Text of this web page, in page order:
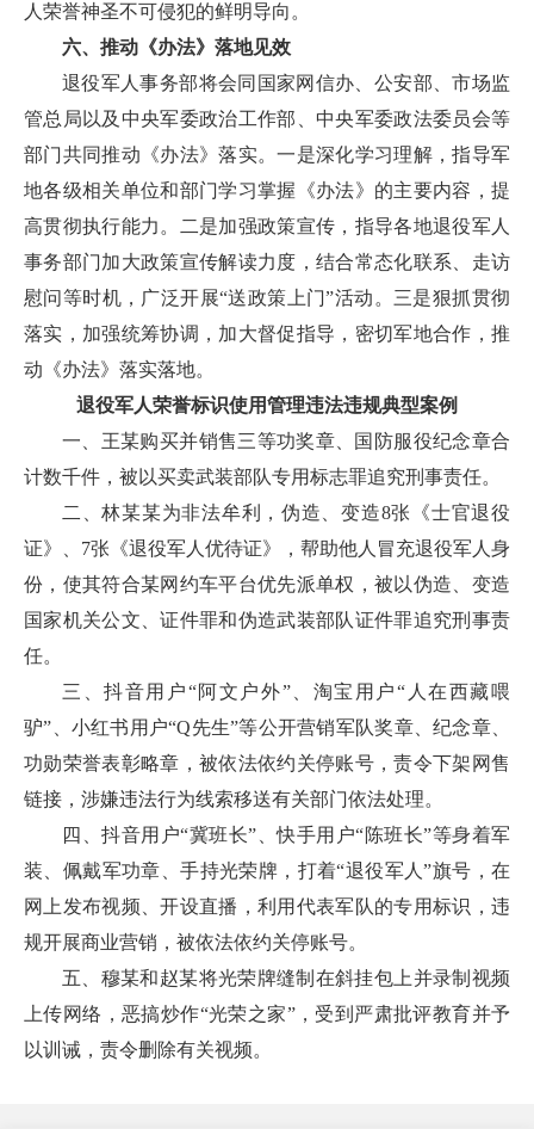
人荣誉神圣不可侵犯的鲜明导向。
六、推动《办法》落地见效
退役军人事务部将会同国家网信办、公安部、市场监
管总局以及中央军委政治工作部、中央军委政法委员会等
部门共同推动《办法》落实。一是深化学习理解，指导军
地各级相关单位和部门学习掌握《办法》的主要内容，提
高贯彻执行能力。二是加强政策宣传，指导各地退役军人
事务部门加大政策宣传解读力度，结合常态化联系、走访
慰问等时机，广泛开展“送政策上门”活动。三是狠抓贯彻
落实，加强统筹协调，加大督促指导，密切军地合作，推
动《办法》落实落地。
退役军人荣誉标识使用管理违法违规典型案例
一、王某购买并销售三等功奖章、国防服役纪念章合
计数千件，被以买卖武装部队专用标志罪追究刑事责任。
二、林某某为非法牟利，伪造、变造8张《士官退役
证》、7张《退役军人优待证》，帮助他人冒充退役军人身
份，使其符合某网约车平台优先派单权，被以伪造、变造
国家机关公文、证件罪和伪造武装部队证件罪追究刑事责
任。
三、抖音用户“阿文户外”、淘宝用户“人在西藏喂
驴”、小红书用户“Q先生”等公开营销军队奖章、纪念章、
功勋荣誉表彰略章，被依法依约关停账号，责令下架网售
链接，涉嫌违法行为线索移送有关部门依法处理。
四、抖音用户“冀班长”、快手用户“陈班长”等身着军
装、佩戴军功章、手持光荣牌，打着“退役军人”旗号，在
网上发布视频、开设直播，利用代表军队的专用标识，违
规开展商业营销，被依法依约关停账号。
五、穆某和赵某将光荣牌缝制在斜挂包上并录制视频
上传网络，恶搞炒作“光荣之家”，受到严肃批评教育并予
以训诫，责令删除有关视频。